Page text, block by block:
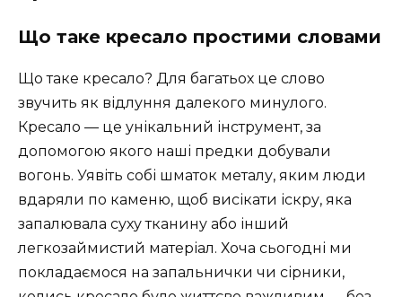
Що таке кресало простими словами
Що таке кресало? Для багатьох це слово
звучить як відлуння далекого минулого.
Кресало — це унікальний інструмент, за
допомогою якого наші предки добували
вогонь. Уявіть собі шматок металу, яким люди
вдаряли по каменю, щоб висікати іскру, яка
запалювала суху тканину або інший
легкозаймистий матеріал. Хоча сьогодні ми
покладаємося на запальнички чи сірники,